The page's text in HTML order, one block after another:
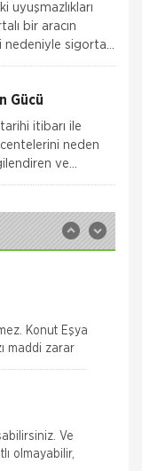
uyuşmazlıkları
bir aracın
nedeniyle sigorta
Gücü
itibarı ile
neden
ve
neden
meydana
kayması
Das
İş Yeri
Konut Eşya
maddi zarar
Ve
olmayabilir,